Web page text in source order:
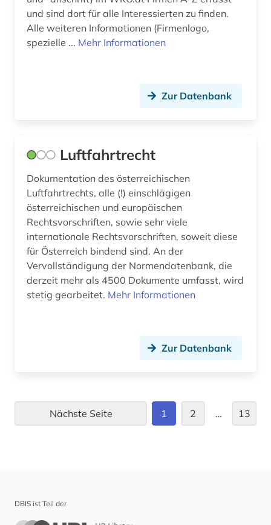
kirchenbuch (2)
kirchliche eheschließung (1)
klein- und mittelbetrieb (2)
kloster (1)
kommunalpolitik (1)
komponist (1)
komponistin (1)
kontakt (1)
korpus (1)
kriminologie (1)
kultur (9)
kulturgut (4)
und sind dort für alle Interessierten zu finden.
Alle weiteren Informationen (Firmenlogo,
spezielle ... Mehr Informationen
Zur Datenbank
Luftfahrtrecht
Dokumentation des österreichischen
Luftfahrtrechts, alle (!) einschlägigen
österreichischen und europäischen
Rechtsvorschriften, sowie sehr viele
internationale Rechtsvorschriften, soweit diese
für Österreich bindend sind. An der
Vervollständigung der Normendatenbank, die
derzeit mehr als 4500 Dokumente umfasst, wird
stetig gearbeitet. Mehr Informationen
Zur Datenbank
Nächste Seite 1 2 … 13
DBIS ist Teil der